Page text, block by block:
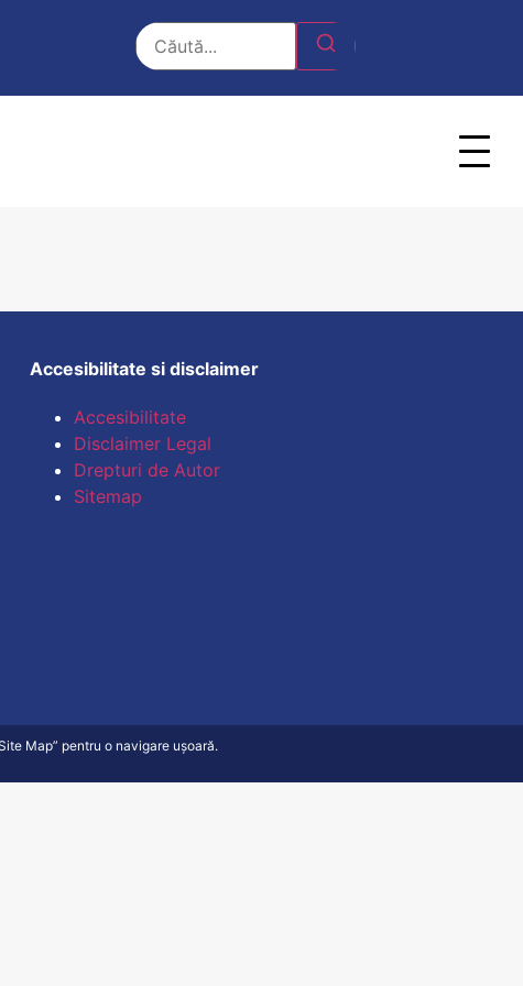
Accesibilitate si disclaimer
Accesibilitate
Disclaimer Legal
Drepturi de Autor
Sitemap
Map” pentru o navigare ușoară.